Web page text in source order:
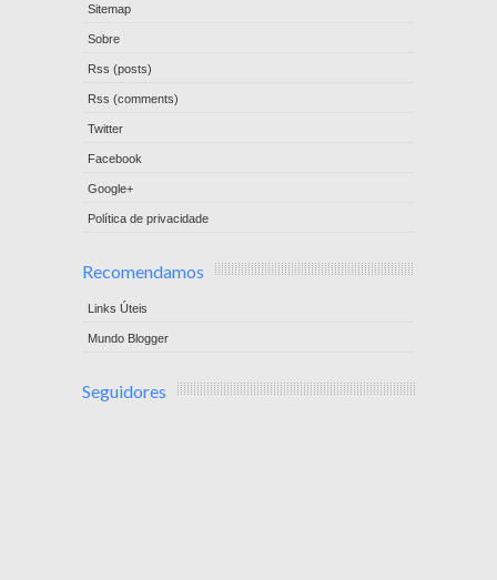
Sitemap
Sobre
Rss (posts)
Rss (comments)
Twitter
Facebook
Google+
Política de privacidade
Recomendamos
Links Úteis
Mundo Blogger
Seguidores